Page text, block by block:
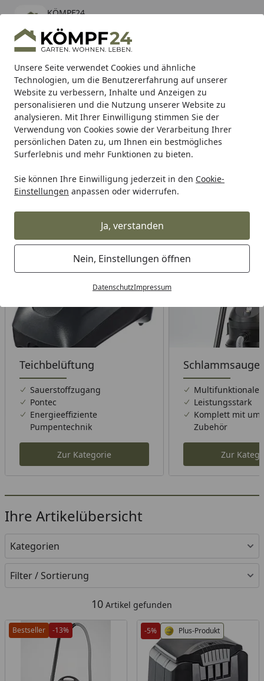
Unsere Seite verwendet Cookies und ähnliche
Technologien, um die Benutzererfahrung auf unserer
Website zu verbessern, Inhalte und Anzeigen zu
personalisieren und die Nutzung unserer Website zu
analysieren. Mit Ihrer Einwilligung stimmen Sie der
Verwendung von Cookies sowie der Verarbeitung Ihrer
persönlichen Daten zu, um Ihnen ein bestmögliches
Surferlebnis und mehr Funktionen zu bieten.
Sie können Ihre Einwilligung jederzeit in den Cookie-
Einstellungen anpassen oder widerrufen.
Ja, verstanden
Nein, Einstellungen öffnen
DatenschutzImpressum
KÖMPF24
kostenlos - Im App Store
Hotline
Alle Produkte
Mein Konto
Suchen
Karibu Pools inkl. gratis Sandfilteranlage & Pool-
Starterset (Gesamtwert bis 468,99€)
Startseite
Pontec Teichpflege
Pontec Teichpflege
Wählen Sie Ihre Wunschkategorie
Teichbelüftung
Sauerstoffzugang
Pontec
Energieeffiziente
Pumpentechnik
Zur Kategorie
Schlammsauger
Multifunktionaler
Leistungsstark
Komplett mit
Zubehör
Zur
Ihre Artikelübersicht
Kategorien
Filter / Sortierung
10 Artikel gefunden
Bestseller -13% -5% Plus-Produkt